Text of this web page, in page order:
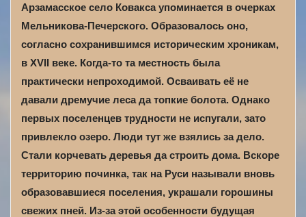
Арзамасское село Ковакса упоминается в очерках
Мельникова-Печерского. Образовалось оно,
согласно сохранившимся историческим хроникам,
в XVII веке. Когда-то та местность была
практически непроходимой. Осваивать её не
давали дремучие леса да топкие болота. Однако
первых поселенцев трудности не испугали, зато
привлекло озеро. Люди тут же взялись за дело.
Стали корчевать деревья да строить дома. Вскоре
территорию починка, так на Руси называли вновь
образовавшиеся поселения, украшали горошины
свежих пней. Из-за этой особенности будущая